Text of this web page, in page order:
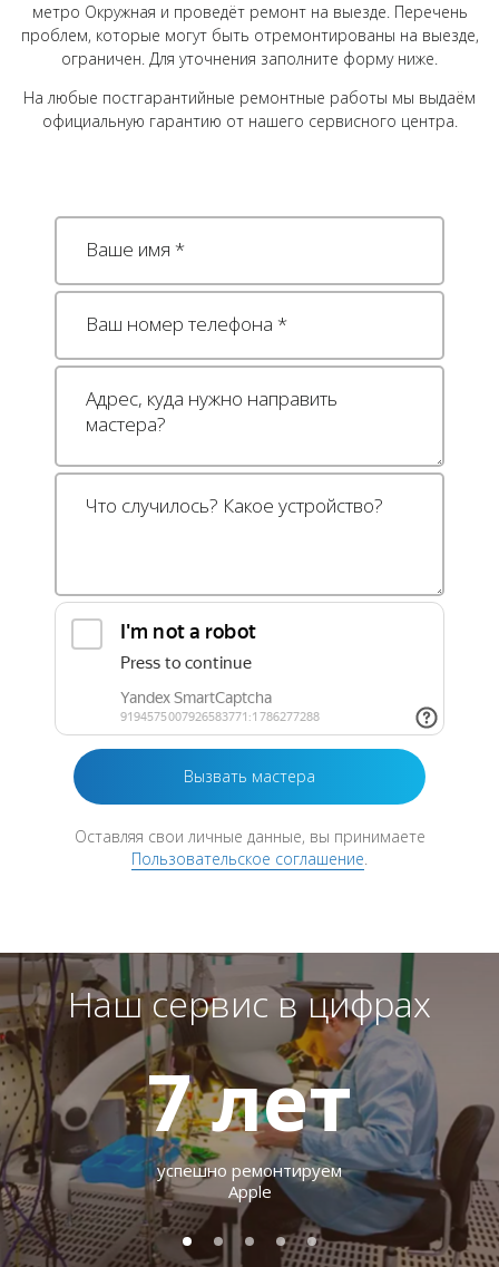
метро Окружная и проведёт ремонт на выезде. Перечень
проблем, которые могут быть отремонтированы на выезде,
ограничен. Для уточнения заполните форму ниже.
На любые постгарантийные ремонтные работы мы выдаём
официальную гарантию от нашего сервисного центра.
Оставляя свои личные данные, вы принимаете
Пользовательское соглашение.
Наш сервис в цифрах
7лет
успешно ремонтируем
Apple